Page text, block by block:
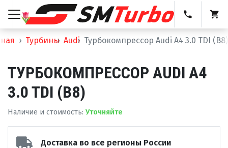
Турбины Audi Турбокомпрессор Audi A4 3.0 TDI (B8)
ТУРБОКОМПРЕССОР AUDI A4
3.0 TDI (B8)
Наличие и стоимость: Уточняйте
Доставка во все регионы России